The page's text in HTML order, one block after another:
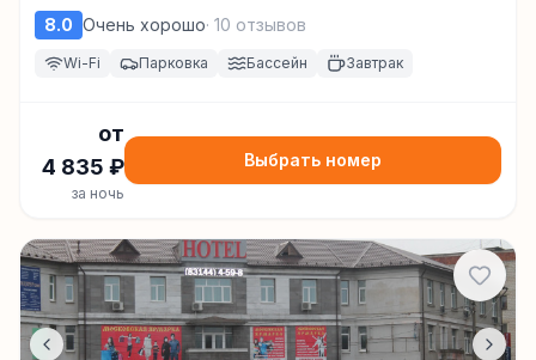
8.0 Очень хорошо· 10 отзывов
Wi-Fi Парковка Бассейн Завтрак
от
4 835 ₽
за ночь
Выбрать номер